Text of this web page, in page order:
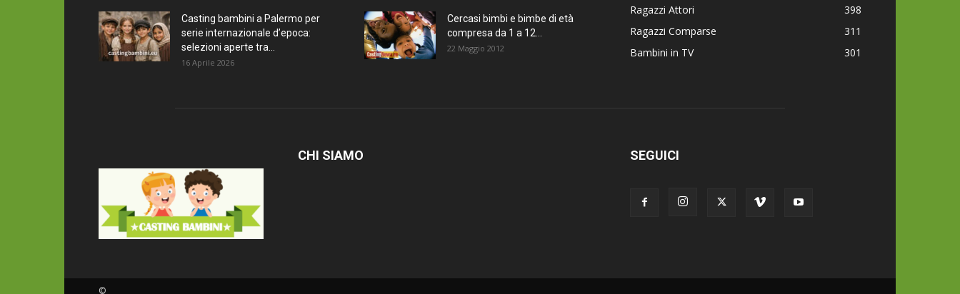
Casting bambini a Palermo per
serie internazionale d’epoca:
selezioni aperte tra...
16 Aprile 2026
Cercasi bimbi e bimbe di età
compresa da 1 a 12...
22 Maggio 2012
Ragazzi Attori
398
Ragazzi Comparse
311
Bambini in TV
301
CHI SIAMO SEGUICI
©